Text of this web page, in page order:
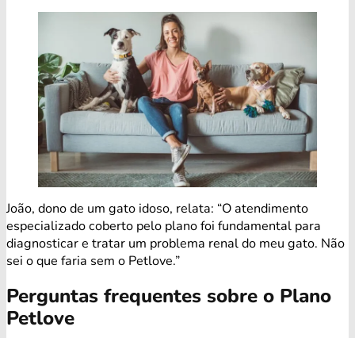
João, dono de um gato idoso, relata: “O atendimento
especializado coberto pelo plano foi fundamental para
diagnosticar e tratar um problema renal do meu gato. Não
sei o que faria sem o Petlove.”
Perguntas frequentes sobre o Plano
Petlove